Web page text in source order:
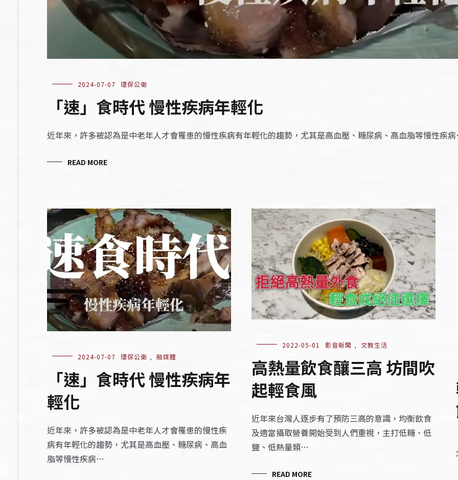
2024-07-07 環保公衛
​​「速」食時代 慢性疾病年輕化​
近年來，許多被認為是中老年人才會罹患的慢性疾病有年輕化的趨勢，尤其是高血壓、糖尿病、高血脂等慢性疾
READ MORE
2024-07-07 環保公衛 , 融媒體
​​「速」食時代 慢性疾病年
輕化​
近年來，許多被認為是中老年人才會罹患的慢性疾
病有年輕化的趨勢，尤其是高血壓、糖尿病、高血
脂等慢性疾病…
2022-05-01 影音新聞 , 文教生活
高熱量飲食釀三高 坊間吹
起輕食風
近年來台灣人逐步有了預防三高的意識，均衡飲食
及適當攝取營養開始受到人們重視，主打低糖、低
鹽、低熱量類…
READ MORE